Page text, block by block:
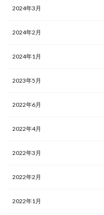
2024年3月
2024年2月
2024年1月
2023年5月
2022年6月
2022年4月
2022年3月
2022年2月
2022年1月